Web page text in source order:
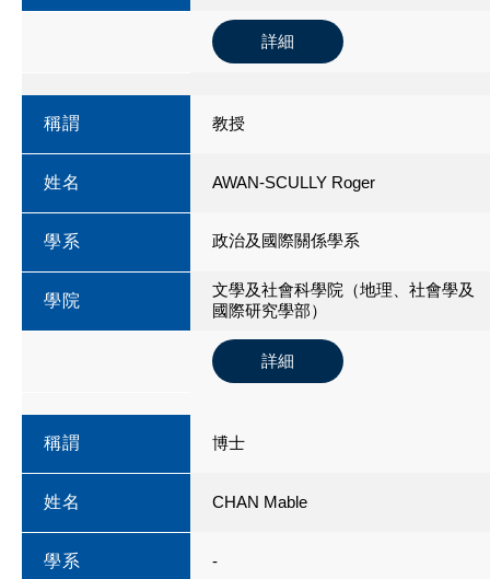
詳細
稱謂 教授
姓名 AWAN-SCULLY Roger
學系 政治及國際關係學系
學院
文學及社會科學院（地理、社會學及
國際研究學部）
詳細
稱謂 博士
姓名 CHAN Mable
學系 -